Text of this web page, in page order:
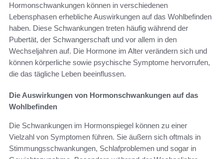
Hormonschwankungen können in verschiedenen
Lebensphasen erhebliche Auswirkungen auf das Wohlbefinden
haben. Diese Schwankungen treten häufig während der
Pubertät, der Schwangerschaft und vor allem in den
Wechseljahren auf. Die Hormone im Alter verändern sich und
können körperliche sowie psychische Symptome hervorrufen,
die das tägliche Leben beeinflussen.
Die Auswirkungen von Hormonschwankungen auf das
Wohlbefinden
Die Schwankungen im Hormonspiegel können zu einer
Vielzahl von Symptomen führen. Sie äußern sich oftmals in
Stimmungsschwankungen, Schlafproblemen und sogar in